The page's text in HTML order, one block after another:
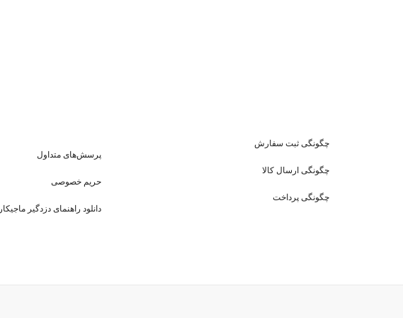
چگونگی ثبت سفارش
چگونگی ارسال کالا
چگونگی پرداخت
پرسش‌های متداول
حریم خصوصی
دانلود راهنمای دزدگیر ماجیکار